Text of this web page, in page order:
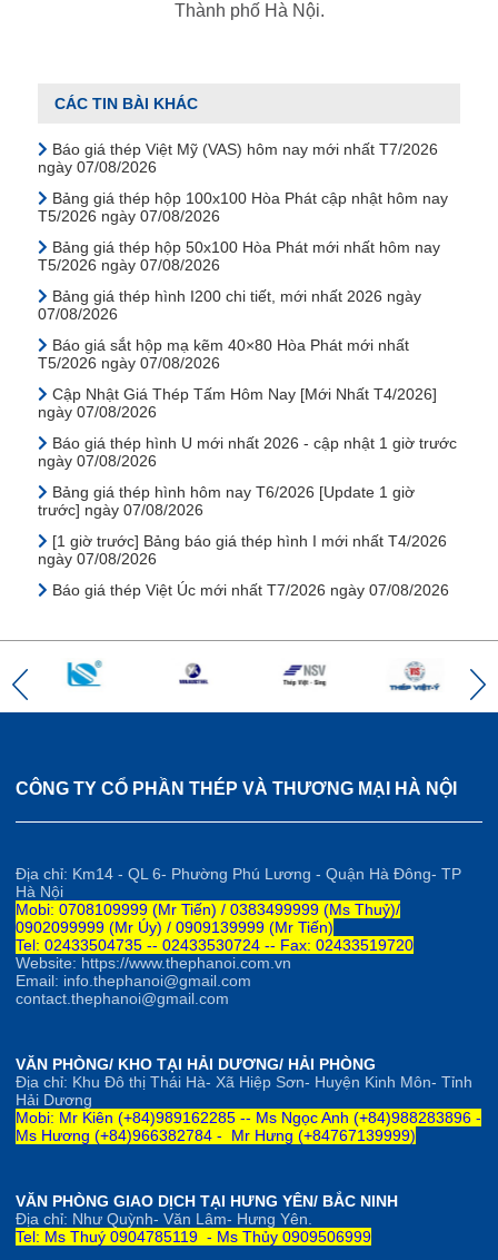
Thành phố Hà Nội.
CÁC TIN BÀI KHÁC
Báo giá thép Việt Mỹ (VAS) hôm nay mới nhất T7/2026
ngày 07/08/2026
Bảng giá thép hộp 100x100 Hòa Phát cập nhật hôm nay
T5/2026 ngày 07/08/2026
Bảng giá thép hộp 50x100 Hòa Phát mới nhất hôm nay
T5/2026 ngày 07/08/2026
Bảng giá thép hình I200 chi tiết, mới nhất 2026 ngày
07/08/2026
Báo giá sắt hộp mạ kẽm 40×80 Hòa Phát mới nhất
T5/2026 ngày 07/08/2026
Cập Nhật Giá Thép Tấm Hôm Nay [Mới Nhất T4/2026]
ngày 07/08/2026
Báo giá thép hình U mới nhất 2026 - cập nhật 1 giờ trước
ngày 07/08/2026
Bảng giá thép hình hôm nay T6/2026 [Update 1 giờ
trước] ngày 07/08/2026
[1 giờ trước] Bảng báo giá thép hình I mới nhất T4/2026
ngày 07/08/2026
Báo giá thép Việt Úc mới nhất T7/2026 ngày 07/08/2026
CÔNG TY CỔ PHẦN THÉP VÀ THƯƠNG MẠI HÀ NỘI
Địa chỉ: Km14 - QL 6- Phường Phú Lương - Quận Hà Đông- TP
Hà Nội
Mobi: 0708109999 (Mr Tiến) / 0383499999 (Ms Thuỷ)/
0902099999 (Mr Úy) / 0909139999 (Mr Tiến)
Tel: 02433504735 -- 02433530724 -- Fax: 02433519720
Website: https://www.thephanoi.com.vn
Email: info.thephanoi@gmail.com
contact.thephanoi@gmail.com
VĂN PHÒNG/ KHO TẠI HẢI DƯƠNG/ HẢI PHÒNG
Địa chỉ: Khu Đô thị Thái Hà- Xã Hiệp Sơn- Huyện Kinh Môn- Tỉnh
Hải Dương
Mobi: Mr Kiên (+84)989162285 -- Ms Ngọc Anh (+84)988283896 -
Ms Hương (+84)966382784 - Mr Hưng (+84767139999)
VĂN PHÒNG GIAO DỊCH TẠI HƯNG YÊN/ BẮC NINH
Địa chỉ: Như Quỳnh- Văn Lâm- Hưng Yên.
Tel: Ms Thuý 0904785119 - Ms Thủy 0909506999